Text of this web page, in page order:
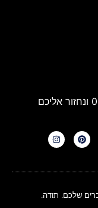
שלחו הודעת וואטסאפ ל 0543272544 ונחזור אליכם
שלכם. תודה.